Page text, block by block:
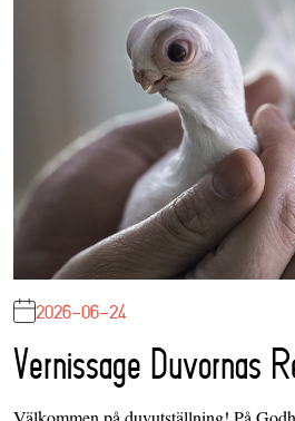
2026-06-24
Vernissage Duvornas